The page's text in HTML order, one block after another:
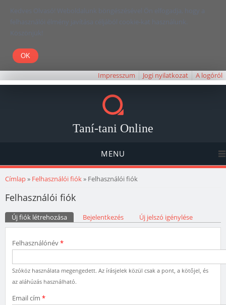
Kedves Olvasó! Weboldalunk böngészésével Ön elfogadja, hogy a
felhasználói élmény javítása céljából cookie-kat használunk.
Köszönjük!
Impresszum Jogi nyilatkozat A logóról
Taní-tani Online
MENU
Jelenlegi hely
Címlap» Felhasználói fiók» Felhasználói fiók
Felhasználói fiók
Elsődleges fülek
Új fiók létrehozása (aktív fül)Bejelentkezés Új jelszó igénylése
Felhasználónév*
Szóköz használata megengedett. Az írásjelek közül csak a pont, a kötőjel, és
az aláhúzás használható.
Email cím *